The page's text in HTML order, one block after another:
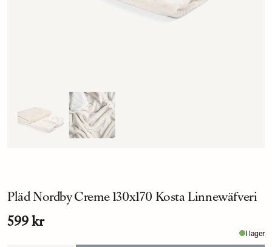
Pläd Nordby Creme 130x170 Kosta Linnewäfveri
599 kr
I lager